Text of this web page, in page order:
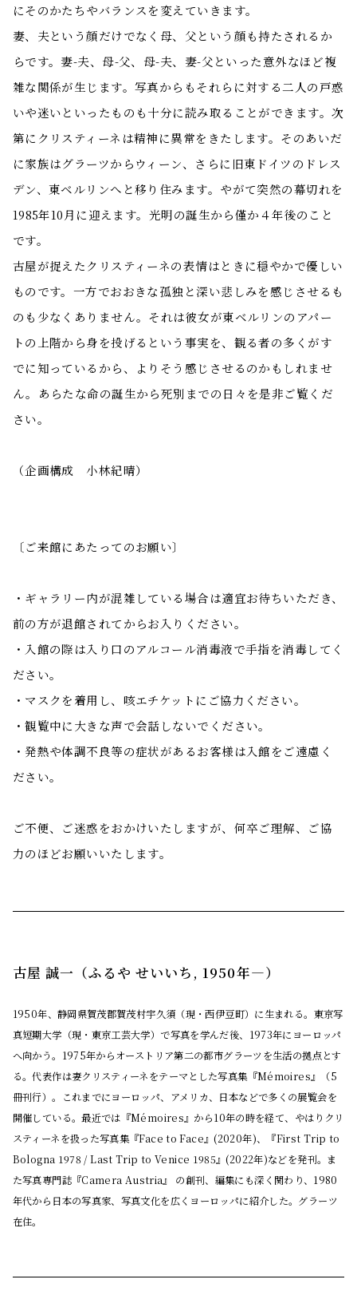
にそのかたちやバランスを変えていきます。
妻、夫という顔だけでなく母、父という顔も持たされるか
らです。妻-夫、母-父、母-夫、妻-父といった意外なほど複
雑な関係が生じます。写真からもそれらに対する二人の戸惑
いや迷いといったものも十分に読み取ることができます。次
第にクリスティーネは精神に異常をきたします。そのあいだ
に家族はグラーツからウィーン、さらに旧東ドイツのドレス
デン、東ベルリンへと移り住みます。やがて突然の幕切れを
1985年10月に迎えます。光明の誕生から僅か４年後のこと
です。
古屋が捉えたクリスティーネの表情はときに穏やかで優しい
ものです。一方でおおきな孤独と深い悲しみを感じさせるも
のも少なくありません。それは彼女が東ベルリンのアパー
トの上階から身を投げるという事実を、観る者の多くがす
でに知っているから、よりそう感じさせるのかもしれませ
ん。あらたな命の誕生から死別までの日々を是非ご覧くだ
さい。
（企画構成 小林紀晴）
〔ご来館にあたってのお願い〕
・ギャラリー内が混雑している場合は適宜お待ちいただき、
前の方が退館されてからお入りください。
・入館の際は入り口のアルコール消毒液で手指を消毒してく
ださい。
・マスクを着用し、咳エチケットにご協力ください。
・観覧中に大きな声で会話しないでください。
・発熱や体調不良等の症状があるお客様は入館をご遠慮く
ださい。
ご不便、ご迷惑をおかけいたしますが、何卒ご理解、ご協
力のほどお願いいたします。
古屋 誠一（ふるや せいいち, 1950年―）
1950年、静岡県賀茂郡賀茂村宇久須（現・西伊豆町）に生まれる。東京写
真短期大学（現・東京工芸大学）で写真を学んだ後、1973年にヨーロッパ
へ向かう。1975年からオーストリア第二の都市グラーツを生活の拠点とす
る。代表作は妻クリスティーネをテーマとした写真集『Mémoires』（5
冊刊行）。これまでにヨーロッパ、アメリカ、日本などで多くの展覧会を
開催している。最近では『Mémoires』から10年の時を経て、やはりクリ
スティーネを扱った写真集『Face to Face』(2020年)、『First Trip to
Bologna 1978 / Last Trip to Venice 1985』(2022年)などを発刊。ま
た写真専門誌『Camera Austria』 の創刊、編集にも深く関わり、1980
年代から日本の写真家、写真文化を広くヨーロッパに紹介した。グラーツ
在住。